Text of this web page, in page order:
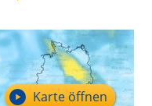
Karte öffnen